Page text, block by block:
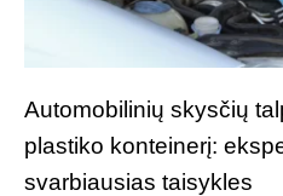
Automobilinių skysčių
plastiko konteinerį:
svarbiausias taisykles